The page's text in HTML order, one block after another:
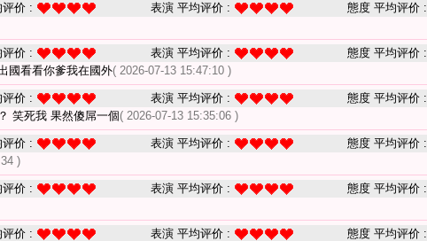
价 : 表演 平均评价 :
態度 平均评价 :
价 : 表演 平均评价 :
態度 平均评价 :
國看看你爹我在國外( 2026-07-13 15:47:10 )
价 : 表演 平均评价 :
態度 平均评价 :
笑死我 果然傻屌一個( 2026-07-13 15:35:06 )
价 : 表演 平均评价 :
態度 平均评价 :
)
价 : 表演 平均评价 :
態度 平均评价 :
价 : 表演 平均评价 :
態度 平均评价 :